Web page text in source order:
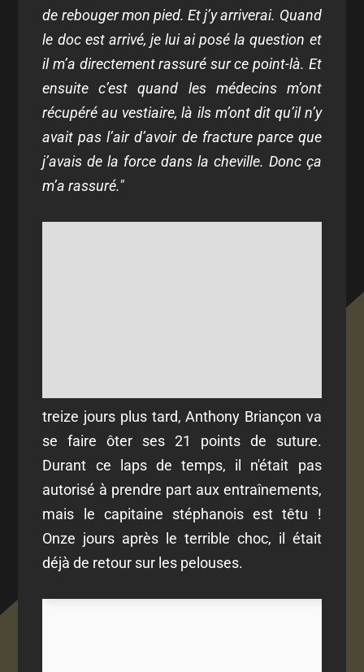
de rebouger mon pied. Et j’y arriverai. Quand
le doc est arrivé, je lui ai posé la question et
il m’a directement rassuré sur ce point-là. Et
ensuite c’est quand les médecins m’ont
récupéré au vestiaire, là ils m’ont dit qu’il n’y
avait pas l’air d’avoir de fracture parce que
j’avais de la force dans la cheville. Donc ça
m’a rassuré."
treize jours plus tard, Anthony Briançon va
se faire ôter ses 21 points de suture.
Durant ce laps de temps, il n'était pas
autorisé à prendre part aux entraînements,
mais le capitaine stéphanois est têtu !
Onze jours après le terrible choc, il était
déjà de retour sur les pelouses.